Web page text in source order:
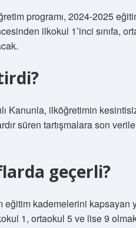
programı, 2024-2025
ilkokul 1’inci sınıfa,
Kanunla, ilköğretimin
süren tartışmalara son
geçerli?
eğitim kademelerini kapsayan
1, ortaokul 5 ve lise 9